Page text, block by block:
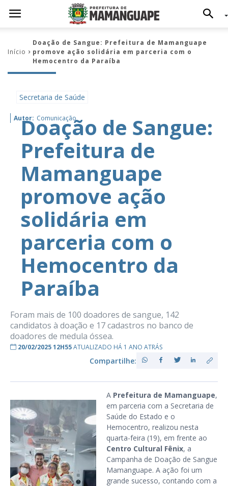
Início
Doação de Sangue: Prefeitura de Mamanguape
promove ação solidária em parceria com o
Hemocentro da Paraíba
Secretaria de Saúde
Autor: Comunicação
Doação de Sangue:
Prefeitura de
Mamanguape
promove ação
solidária em
parceria com o
Hemocentro da
Paraíba
Foram mais de 100 doadores de sangue, 142
candidatos à doação e 17 cadastros no banco de
doadores de medula óssea.
20/02/2025 12H55ATUALIZADO HÁ 1 ANO ATRÁS
Compartilhe:
A Prefeitura de Mamanguape,
em parceria com a Secretaria de
Saúde do Estado e o
Hemocentro, realizou nesta
quarta-feira (19), em frente ao
Centro Cultural Fênix, a
Campanha de Doação de Sangue
Mamanguape. A ação foi um
grande sucesso, contando com a